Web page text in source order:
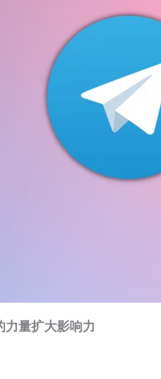
力量扩大影响力